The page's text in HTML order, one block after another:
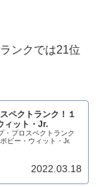
ンクでは21位
ペクトランク！１
ィット・Jr.
プロスペクトランク
ビー・ウィット・Jr.
2022.03.18